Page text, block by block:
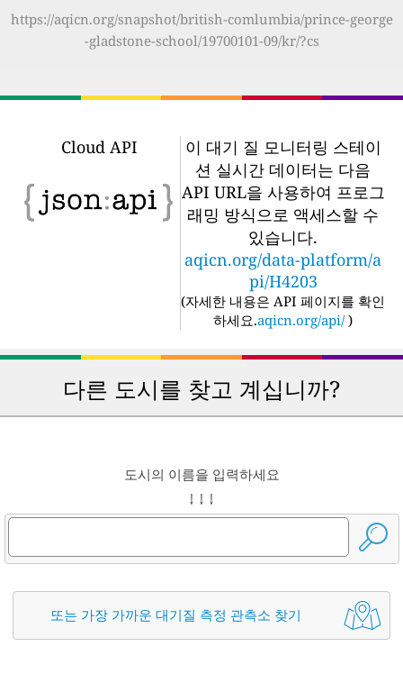
https://aqicn.org/snapshot/british-comlumbia/prince-george
-gladstone-school/19700101-09/kr/?cs
Cloud API
이 대기 질 모니터링 스테이
션 실시간 데이터는 다음
API URL을 사용하여 프로그
래밍 방식으로 액세스할 수
있습니다.
aqicn.org/data-platform/a
pi/H4203
(자세한 내용은 API 페이지를 확인
하세요.aqicn.org/api/ )
다른 도시를 찾고 계십니까?
도시의 이름을 입력하세요
↓ ↓ ↓
또는 가장 가까운 대기질 측정 관측소 찾기